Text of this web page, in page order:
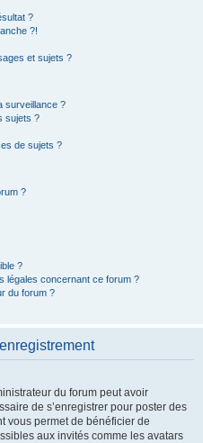
?
?!
et sujets ?
surveillance ?
sujets ?
de sujets ?
?
?
légales concernant ce forum ?
du forum ?
du forum peut avoir
de s’enregistrer pour poster des
vous permet de bénéficier de
aux invités comme les avatars